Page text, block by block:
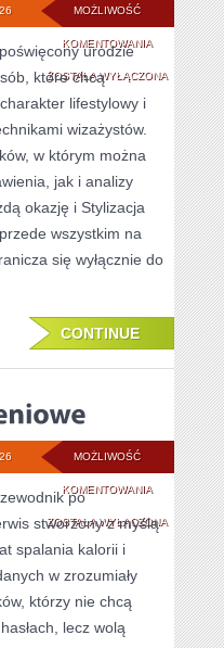
MOŻLIWOŚĆ
KOMENTOWANIACZYTELNICY
ANALIZUJĄ
ZOSTAŁA WYŁĄCZONA
urodzie
które chcą
lifestylowy i
wizażystów.
w którym można
jak i analizy
okazję i Stylizacja
wszystkim na
się wyłącznie do
CONTINUE
MOŻLIWOŚĆ
KOMENTOWANIADIETY
I
PLANY
ŻYWIENIOWE
ZOSTAŁA WYŁĄCZONA
po
stworzony z myślą
spalania kalorii i
w zrozumiały
którzy nie chcą
lecz wolą